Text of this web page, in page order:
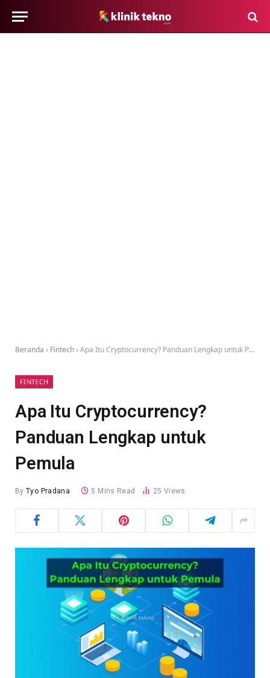
Beranda › Fintech › Apa Itu Cryptocurrency? Panduan Lengkap untuk Pemula
FINTECH
Apa Itu Cryptocurrency?
Panduan Lengkap untuk
Pemula
By Tyo Pradana 5 Mins Read 25 Views